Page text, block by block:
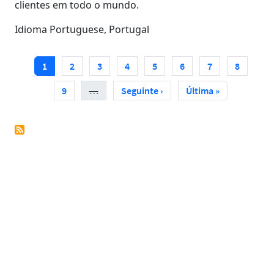
clientes em todo o mundo.
Idioma Portuguese, Portugal
Página atual
1 Página
2 Página
3 Página
4 Página
5 Página
6 Página
7 Página
8
Página
9 … Próxima página
Seguinte › Última página
Última »